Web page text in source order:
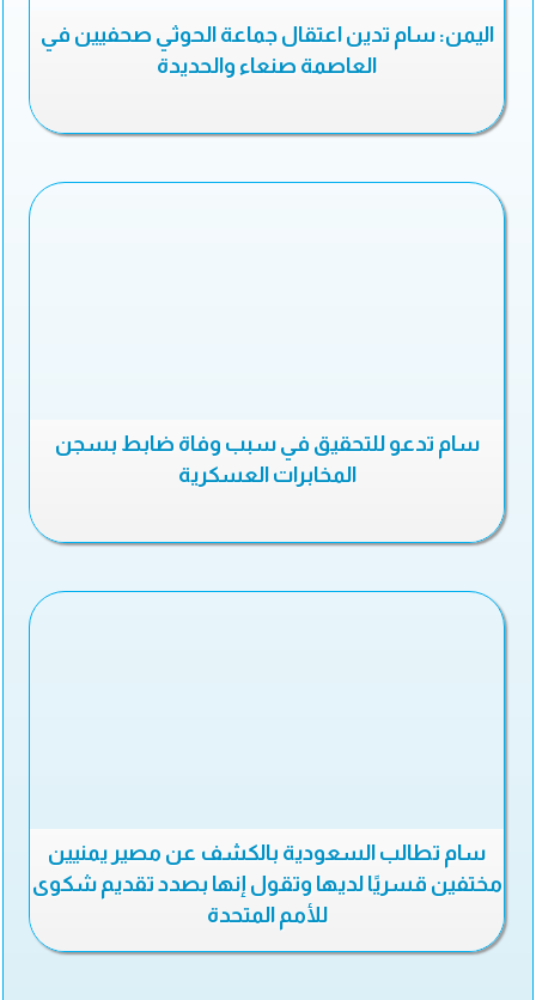
اليمن: سام تدين اعتقال جماعة الحوثي صحفيين في
العاصمة صنعاء والحديدة
سام تدعو للتحقيق في سبب وفاة ضابط بسجن
المخابرات العسكرية
سام تطالب السعودية بالكشف عن مصير يمنيين
مختفين قسريًا لديها وتقول إنها بصدد تقديم شكوى
للأمم المتحدة